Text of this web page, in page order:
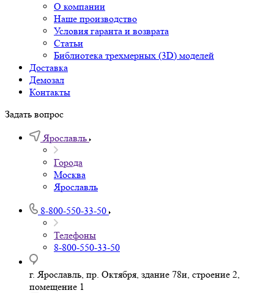
О компании
Наше производство
Условия гаранта и возврата
Статьи
Библиотека трехмерных (3D) моделей
Доставка
Демозал
Контакты
Задать вопрос
Ярославль
Города
Москва
Ярославль
8-800-550-33-50
Телефоны
8-800-550-33-50
г. Ярославль, пр. Октября, здание 78и, строение 2,
помещение 1